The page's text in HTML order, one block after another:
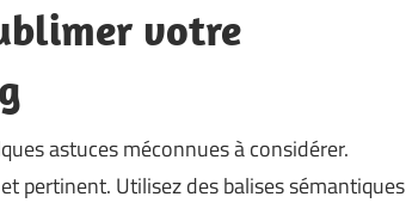
votre
astuces méconnues à considérer.
pertinent. Utilisez des balises sémantiques